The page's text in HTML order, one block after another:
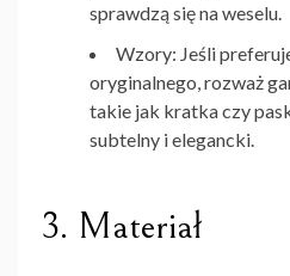
sprawdzą się na weselu.
Wzory: Jeśli
oryginalnego, rozważ
takie jak kratka czy
subtelny i elegancki.
3. Materiał